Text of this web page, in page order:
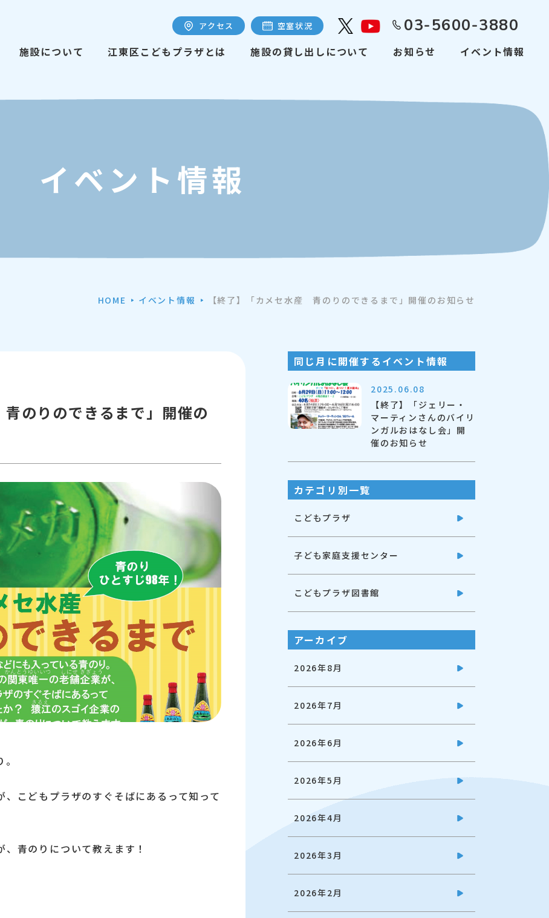
アクセス 空室状況 Youtube
03-5600-3880
施設について 江東区こどもプラザとは 施設の貸し出しについて お知らせ イベント情報
イベント情報
HOME イベント情報 【終了】「カメセ水産 青のりのできるまで」開催のお知らせ
のりのできるまで」開催の
こどもプラザのすぐそばにあるって知って
青のりについて教えます！
同じ月に開催するイベント情報
2025.06.08
【終了】「ジェリー・
マーティンさんのバイリ
ンガルおはなし会」開
催のお知らせ
カテゴリ別一覧
こどもプラザ
子ども家庭支援センター
こどもプラザ図書館
アーカイブ
2026年8月
2026年7月
2026年6月
2026年5月
2026年4月
2026年3月
2026年2月